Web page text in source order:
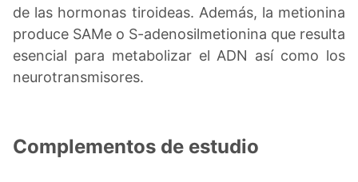
de las hormonas tiroideas. Además, la metionina
produce SAMe o S-adenosilmetionina que resulta
esencial para metabolizar el ADN así como los
neurotransmisores.
Complementos de estudio